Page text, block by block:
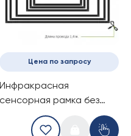
Цена по запросу
Инфракрасная
сенсорная рамка без
стекла, 32-дюймов (10
касаний) (16-9)